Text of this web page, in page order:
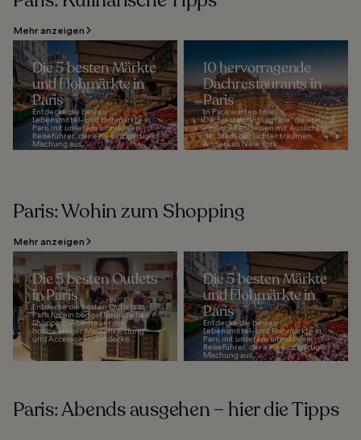
Mehr anzeigen
Die 5 besten Märkte
und Flohmärkte in
Paris
Entdecke die besten
Lebensmittel- und Flohmärkte in
Paris mit unserem ultimativen
Reiseführer, der eine einzigartige
Mischung aus...
10 hervorragende
Dachrestaurants in
Paris
In Paris warten tolle
Dachrestaurants auf alle, die von
einem Abendessen mit Aussicht in
der Stadt der Lichter träumen.
Anders als New York...
Paris: Wohin zum Shopping
Mehr anzeigen
Die 5 besten Outlets
in Paris
Entdecke die besten Outlets in
Paris für ein budgetfreundliches
Shopping-Abenteuer mit
hochwertiger Markenkleidung
und Accessoires. Entdecke...
Die 5 besten Märkte
und Flohmärkte in
Paris
Entdecke die besten
Lebensmittel- und Flohmärkte in
Paris mit unserem ultimativen
Reiseführer, der eine einzigartige
Mischung aus...
Paris: Abends ausgehen – hier die Tipps